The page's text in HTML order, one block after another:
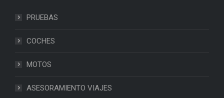
PRUEBAS
COCHES
MOTOS
ASESORAMIENTO VIAJES